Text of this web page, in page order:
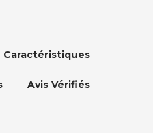
Caractéristiques
Avis Vérifiés